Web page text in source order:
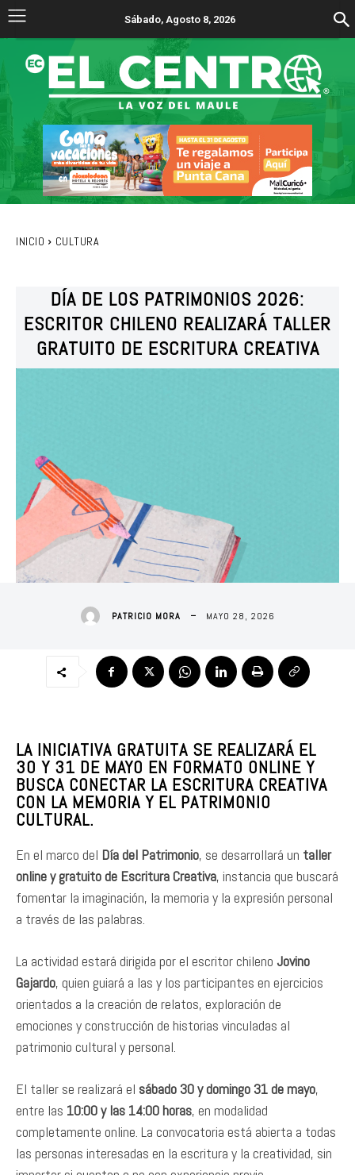
Sábado, Agosto 8, 2026
INICIO CULTURA
DÍA DE LOS PATRIMONIOS 2026:
ESCRITOR CHILENO REALIZARÁ TALLER
GRATUITO DE ESCRITURA CREATIVA
PATRICIO MORA MAYO 28, 2026
LA INICIATIVA GRATUITA SE REALIZARÁ EL
30 Y 31 DE MAYO EN FORMATO ONLINE Y
BUSCA CONECTAR LA ESCRITURA CREATIVA
CON LA MEMORIA Y EL PATRIMONIO
CULTURAL.
En el marco del Día del Patrimonio, se desarrollará un taller
online y gratuito de Escritura Creativa, instancia que buscará
fomentar la imaginación, la memoria y la expresión personal
a través de las palabras.
La actividad estará dirigida por el escritor chileno Jovino
Gajardo, quien guiará a las y los participantes en ejercicios
orientados a la creación de relatos, exploración de
emociones y construcción de historias vinculadas al
patrimonio cultural y personal.
El taller se realizará el sábado 30 y domingo 31 de mayo,
entre las 10:00 y las 14:00 horas, en modalidad
completamente online. La convocatoria está abierta a todas
las personas interesadas en la escritura y la creatividad, sin